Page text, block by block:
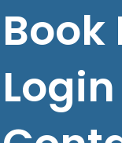
Book
Login